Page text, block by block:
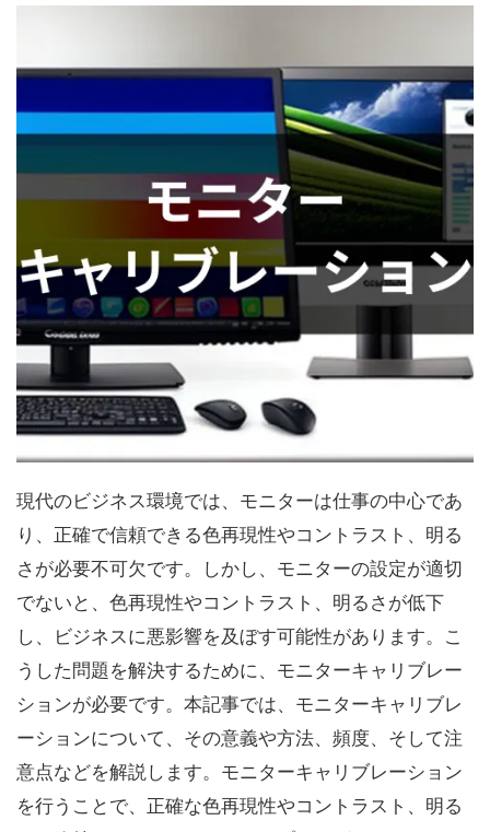
現代のビジネス環境では、モニターは仕事の中心であ
り、正確で信頼できる色再現性やコントラスト、明る
さが必要不可欠です。しかし、モニターの設定が適切
でないと、色再現性やコントラスト、明るさが低下
し、ビジネスに悪影響を及ぼす可能性があります。こ
うした問題を解決するために、モニターキャリブレー
ションが必要です。本記事では、モニターキャリブレ
ーションについて、その意義や方法、頻度、そして注
意点などを解説します。モニターキャリブレーション
を行うことで、正確な色再現性やコントラスト、明る